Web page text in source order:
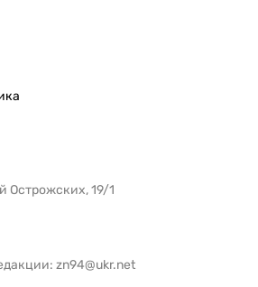
Острожских, 19/1
zn94@ukr.net